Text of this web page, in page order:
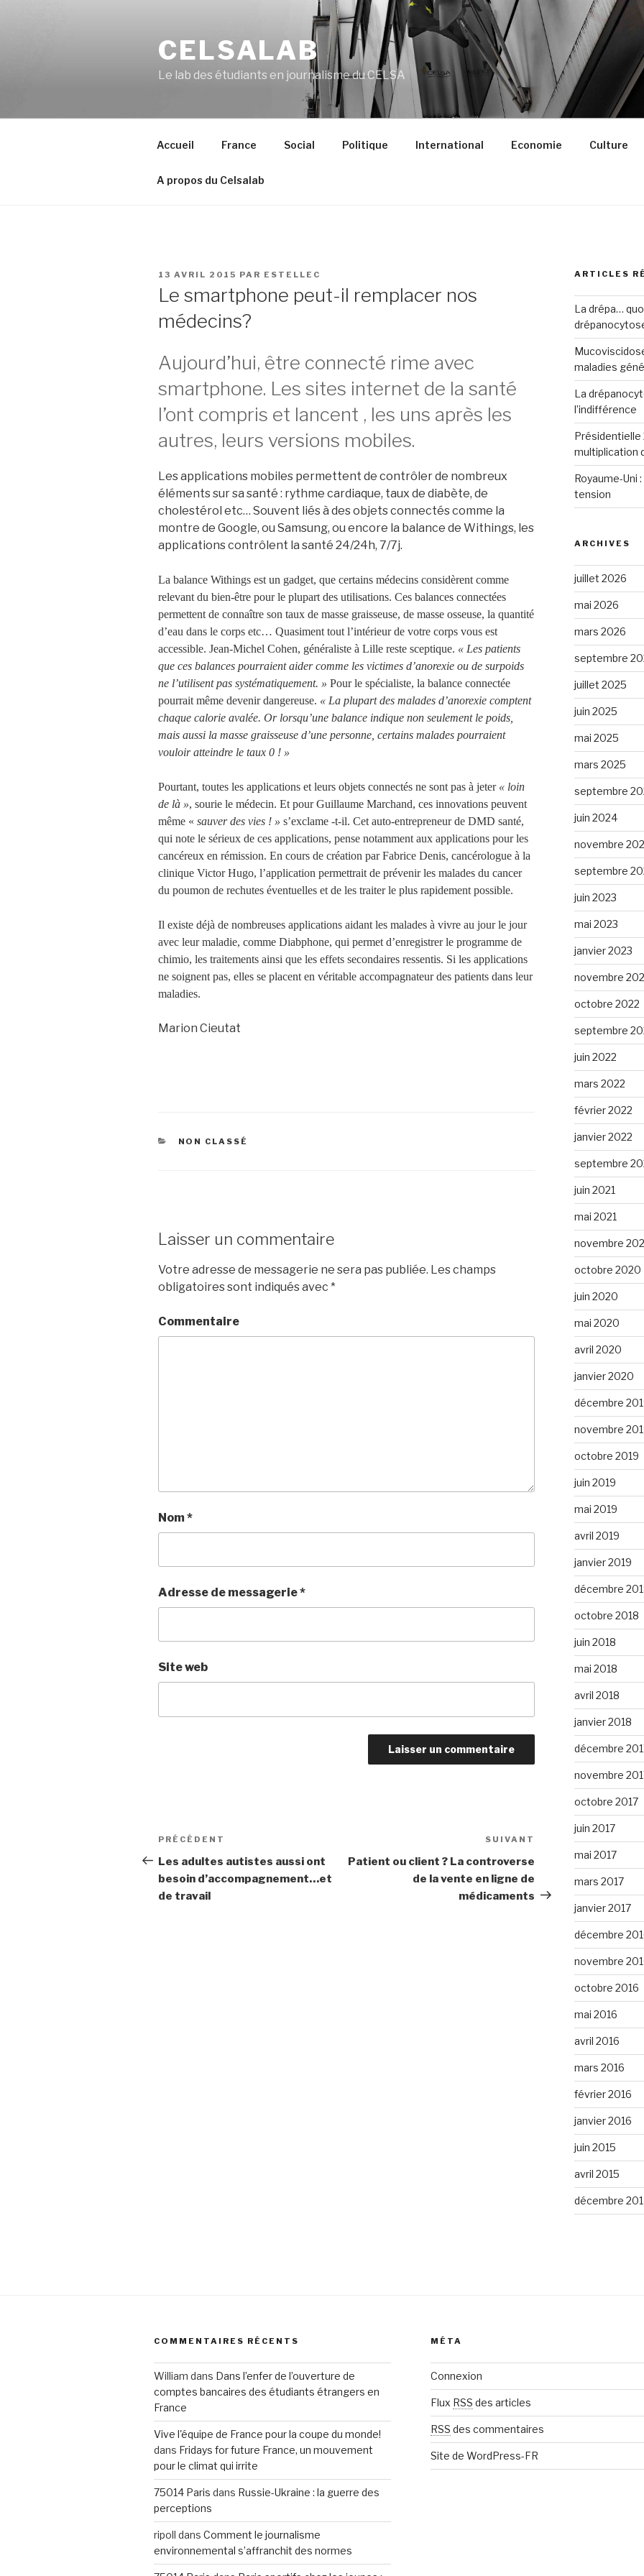
CELSALAB
Le lab des étudiants en journalisme du CELSA
Accueil France Social Politique International Economie Culture
A propos du Celsalab
PUBLIÉ
LE
13 AVRIL 2015 PAR ESTELLEC
Le smartphone peut-il remplacer nos
médecins?
Aujourd’hui, être connecté rime avec
smartphone. Les sites internet de la santé
l’ont compris et lancent , les uns après les
autres, leurs versions mobiles.
Les applications mobiles permettent de contrôler de nombreux
éléments sur sa santé : rythme cardiaque, taux de diabète, de
cholestérol etc… Souvent liés à des objets connectés comme la
montre de Google, ou Samsung, ou encore la balance de Withings, les
applications contrôlent la santé 24/24h, 7/7j.
La balance Withings est un gadget, que certains médecins considèrent comme
relevant du bien-être pour le plupart des utilisations. Ces balances connectées
permettent de connaître son taux de masse graisseuse, de masse osseuse, la quantité
d’eau dans le corps etc… Quasiment tout l’intérieur de votre corps vous est
accessible. Jean-Michel Cohen, généraliste à Lille reste sceptique. « Les patients
que ces balances pourraient aider comme les victimes d’anorexie ou de surpoids
ne l’utilisent pas systématiquement. » Pour le spécialiste, la balance connectée
pourrait même devenir dangereuse. « La plupart des malades d’anorexie comptent
chaque calorie avalée. Or lorsqu’une balance indique non seulement le poids,
mais aussi la masse graisseuse d’une personne, certains malades pourraient
vouloir atteindre le taux 0 ! »
Pourtant, toutes les applications et leurs objets connectés ne sont pas à jeter « loin
de là », sourie le médecin. Et pour Guillaume Marchand, ces innovations peuvent
même « sauver des vies ! » s’exclame -t-il. Cet auto-entrepreneur de DMD santé,
qui note le sérieux de ces applications, pense notamment aux applications pour les
cancéreux en rémission. En cours de création par Fabrice Denis, cancérologue à la
clinique Victor Hugo, l’application permettrait de prévenir les malades du cancer
du poumon de rechutes éventuelles et de les traiter le plus rapidement possible.
Il existe déjà de nombreuses applications aidant les malades à vivre au jour le jour
avec leur maladie, comme Diabphone, qui permet d’enregistrer le programme de
chimio, les traitements ainsi que les effets secondaires ressentis. Si les applications
ne soignent pas, elles se placent en véritable accompagnateur des patients dans leur
maladies.
Marion Cieutat
CATÉGORIES
NON CLASSÉ
Laisser un commentaire
Votre adresse de messagerie ne sera pas publiée. Les champs
obligatoires sont indiqués avec *
Commentaire
Nom*
Adresse de messagerie*
Site web
Navigation
de
l’article
Article
précédent
PRÉCÉDENT
Les adultes autistes aussi ont
besoin d’accompagnement…et
de travail
Article
suivant
SUIVANT
Patient ou client ? La controverse
de la vente en ligne de
médicaments
ARTICLES
La drépa…
maladies
La
l’indifférence
Présidentielle
multiplication
Royaume-Uni
tension
ARCHIVES
juillet 2026
mai 2026
mars 2026
septembre
juillet 2025
juin 2025
mai 2025
mars 2025
septembre
juin 2024
novembre
septembre
juin 2023
mai 2023
janvier 2023
novembre
octobre 2022
septembre
juin 2022
mars 2022
février 2022
janvier 2022
septembre
juin 2021
mai 2021
novembre
octobre 2020
juin 2020
mai 2020
avril 2020
janvier 2020
décembre
novembre
octobre 2019
juin 2019
mai 2019
avril 2019
janvier 2019
décembre
octobre 2018
juin 2018
mai 2018
avril 2018
janvier 2018
décembre
novembre
octobre 2017
juin 2017
mai 2017
mars 2017
janvier 2017
décembre
novembre
octobre 2016
mai 2016
avril 2016
mars 2016
février 2016
janvier 2016
juin 2015
avril 2015
décembre
COMMENTAIRES RÉCENTS
William dans Dans l’enfer de l’ouverture de
comptes bancaires des étudiants étrangers en
France
Vive l'équipe de France pour la coupe du monde!
dans Fridays for future France, un mouvement
pour le climat qui irrite
75014 Paris dans Russie-Ukraine : la guerre des
perceptions
ripoll dans Comment le journalisme
environnemental s’affranchit des normes
MÉTA
Connexion
Flux RSS des articles
RSS des commentaires
Site de WordPress-FR